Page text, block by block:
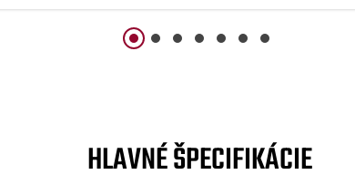
HLAVNÉ ŠPECIFIKÁCIE